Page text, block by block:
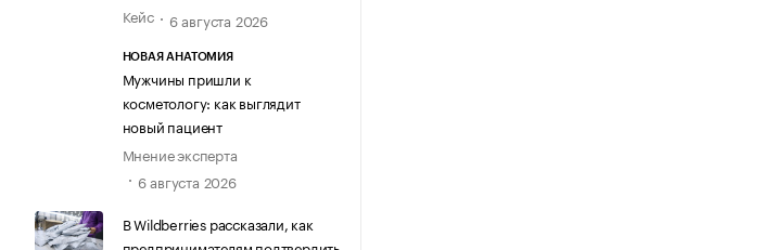
Кейс
6 августа 2026
НОВАЯ АНАТОМИЯ
Мужчины пришли к
косметологу: как выглядит
новый пациент
Мнение эксперта
6 августа 2026
В Wildberries рассказали, как